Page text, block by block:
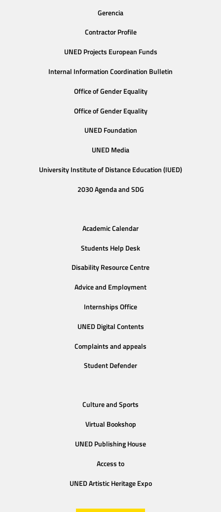
Gerencia
Contractor Profile
UNED Projects European Funds
Internal Information Coordination Bulletin
Office of Gender Equality
Office of Gender Equality
UNED Foundation
UNED Media
University Institute of Distance Education (IUED)
2030 Agenda and SDG
Academic Calendar
Students Help Desk
Disability Resource Centre
Advice and Employment
Internships Office
UNED Digital Contents
Complaints and appeals
Student Defender
Culture and Sports
Virtual Bookshop
UNED Publishing House
Access to
UNED Artistic Heritage Expo